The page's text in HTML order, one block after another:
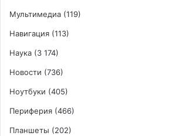
Мультимедиа (119)
Навигация (113)
Наука (3 174)
Новости (736)
Ноутбуки (405)
Периферия (466)
Планшеты (202)